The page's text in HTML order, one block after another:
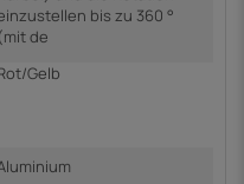
bis zu 360 °
(mit de
Gelb